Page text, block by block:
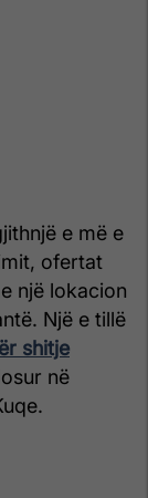
e më e
ofertat
një lokacion
Një e tillë
shitje
në